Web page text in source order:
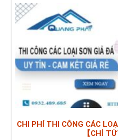
CHI PHÍ THI CÔNG CÁC
【CHỈ